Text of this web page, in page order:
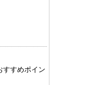
すすめポイン